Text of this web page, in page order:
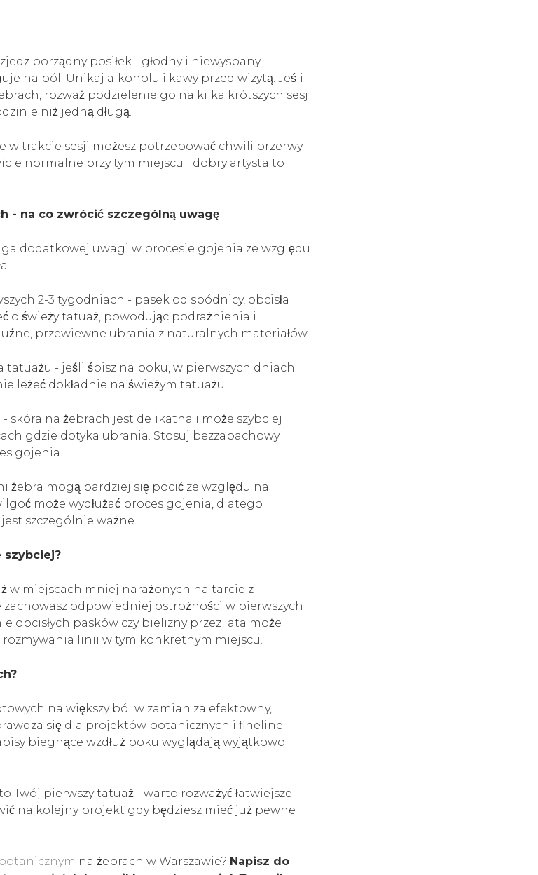
porządny posiłek - głodny i niewyspany
na ból. Unikaj alkoholu i kawy przed wizytą. Jeśli
rozważ podzielenie go na kilka krótszych sesji
niż jedną długą.
w trakcie sesji możesz potrzebować chwili przerwy
normalne przy tym miejscu i dobry artysta to
- na co zwrócić szczególną uwagę
dodatkowej uwagi w procesie gojenia ze względu
2-3 tygodniach - pasek od spódnicy, obcisła
o świeży tatuaż, powodując podrażnienia i
przewiewne ubrania z naturalnych materiałów.
tatuażu - jeśli śpisz na boku, w pierwszych dniach
leżeć dokładnie na świeżym tatuażu.
skóra na żebrach jest delikatna i może szybciej
gdzie dotyka ubrania. Stosuj bezzapachowy
gojenia.
żebra mogą bardziej się pocić ze względu na
może wydłużać proces gojenia, dlatego
szczególnie ważne.
szybciej?
w miejscach mniej narażonych na tarcie z
odpowiedniej ostrożności w pierwszych
obcisłych pasków czy bielizny przez lata może
linii w tym konkretnym miejscu.
na większy ból w zamian za efektowny,
się dla projektów botanicznych i fineline -
biegnące wzdłuż boku wyglądają wyjątkowo
Twój pierwszy tatuaż - warto rozważyć łatwiejsze
na kolejny projekt gdy będziesz mieć już pewne
na żebrach w Warszawie? Napisz do